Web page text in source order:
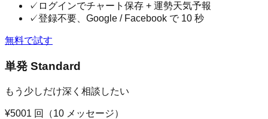
✓ ログインでチャート保存 + 運勢天気予報
✓登録不要、Google / Facebook で 10 秒
無料で試す
単発 Standard
もう少しだけ深く相談したい
¥5001 回（10 メッセージ）